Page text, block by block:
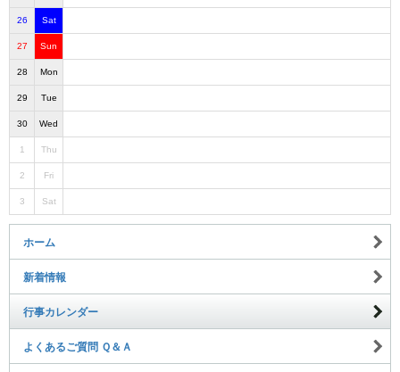
26 Sat
27 Sun
28 Mon
29 Tue
30 Wed
1 Thu
2 Fri
3 Sat
ホーム
新着情報
行事カレンダー
よくあるご質問 Ｑ＆Ａ